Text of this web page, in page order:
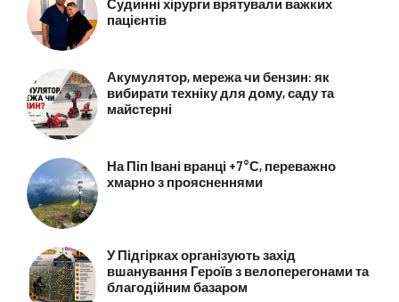
Судинні хірурги врятували важких
пацієнтів
Акумулятор, мережа чи бензин: як
вибирати техніку для дому, саду та
майстерні
На Піп Івані вранці +7°С, переважно
хмарно з проясненнями
У Підгірках організують захід
вшанування Героїв з велоперегонами та
благодійним базаром